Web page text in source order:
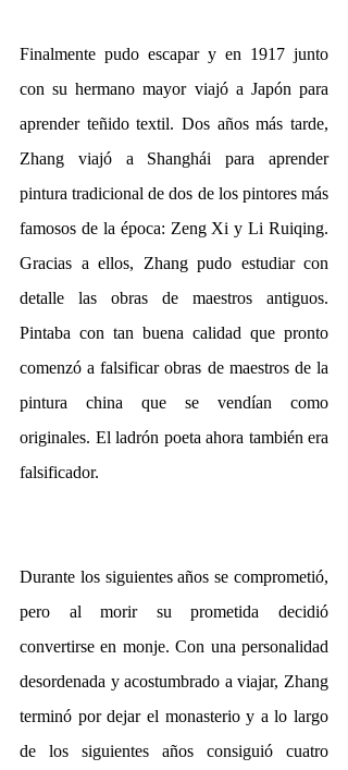
Finalmente pudo escapar y en 1917 junto
con su hermano mayor viajó a Japón para
aprender teñido textil. Dos años más tarde,
Zhang viajó a Shanghái para aprender
pintura tradicional de dos de los pintores más
famosos de la época: Zeng Xi y Li Ruiqing.
Gracias a ellos, Zhang pudo estudiar con
detalle las obras de maestros antiguos.
Pintaba con tan buena calidad que pronto
comenzó a falsificar obras de maestros de la
pintura china que se vendían como
originales. El ladrón poeta ahora también era
falsificador.
Durante los siguientes años se comprometió,
pero al morir su prometida decidió
convertirse en monje. Con una personalidad
desordenada y acostumbrado a viajar, Zhang
terminó por dejar el monasterio y a lo largo
de los siguientes años consiguió cuatro